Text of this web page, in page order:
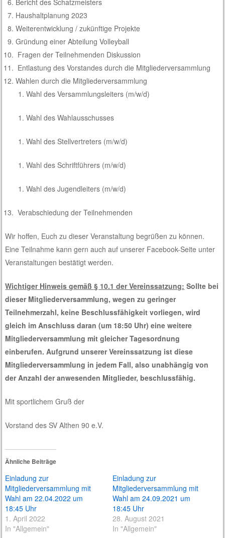
Bericht des Schatzmeisters
Haushaltplanung 2023
Weiterentwicklung / zukünftige Projekte
Gründung einer Abteilung Volleyball
Fragen der Teilnehmenden Diskussion
Entlastung des Vorstandes durch die Mitgliederversammlung
Wahlen durch die Mitgliederversammlung
Wahl des Versammlungsleiters (m/w/d)
Wahl des Wahlausschusses
Wahl des Stellvertreters (m/w/d)
Wahl des Schriftführers (m/w/d)
Wahl des Jugendleiters (m/w/d)
Verabschiedung der Teilnehmenden
Wir hoffen, Euch zu dieser Veranstaltung begrüßen zu können.
Eine Teilnahme kann gern auch auf unserer Facebook-Seite unter
Veranstaltungen bestätigt werden.
Wichtiger Hinweis gemäß § 10.1 der Vereinssatzung: Sollte bei
dieser Mitgliederversammlung, wegen zu geringer
Teilnehmerzahl, keine Beschlussfähigkeit vorliegen, wird
gleich im Anschluss daran (um 18:50 Uhr) eine weitere
Mitgliederversammlung mit gleicher Tagesordnung
einberufen. Aufgrund unserer Vereinssatzung ist diese
Mitgliederversammlung in jedem Fall, also unabhängig von
der Anzahl der anwesenden Mitglieder, beschlussfähig.
Mit sportlichem Gruß der
Vorstand des SV Althen 90 e.V.
Ähnliche Beiträge
Einladung zur
Mitgliederversammlung mit
Wahl am 22.04.2022 um
18:45 Uhr
1. April 2022
In "Allgemein"
Einladung zur
Mitgliederversammlung mit
Wahl am 24.09.2021 um
18:45 Uhr
28. August 2021
In "Allgemein"